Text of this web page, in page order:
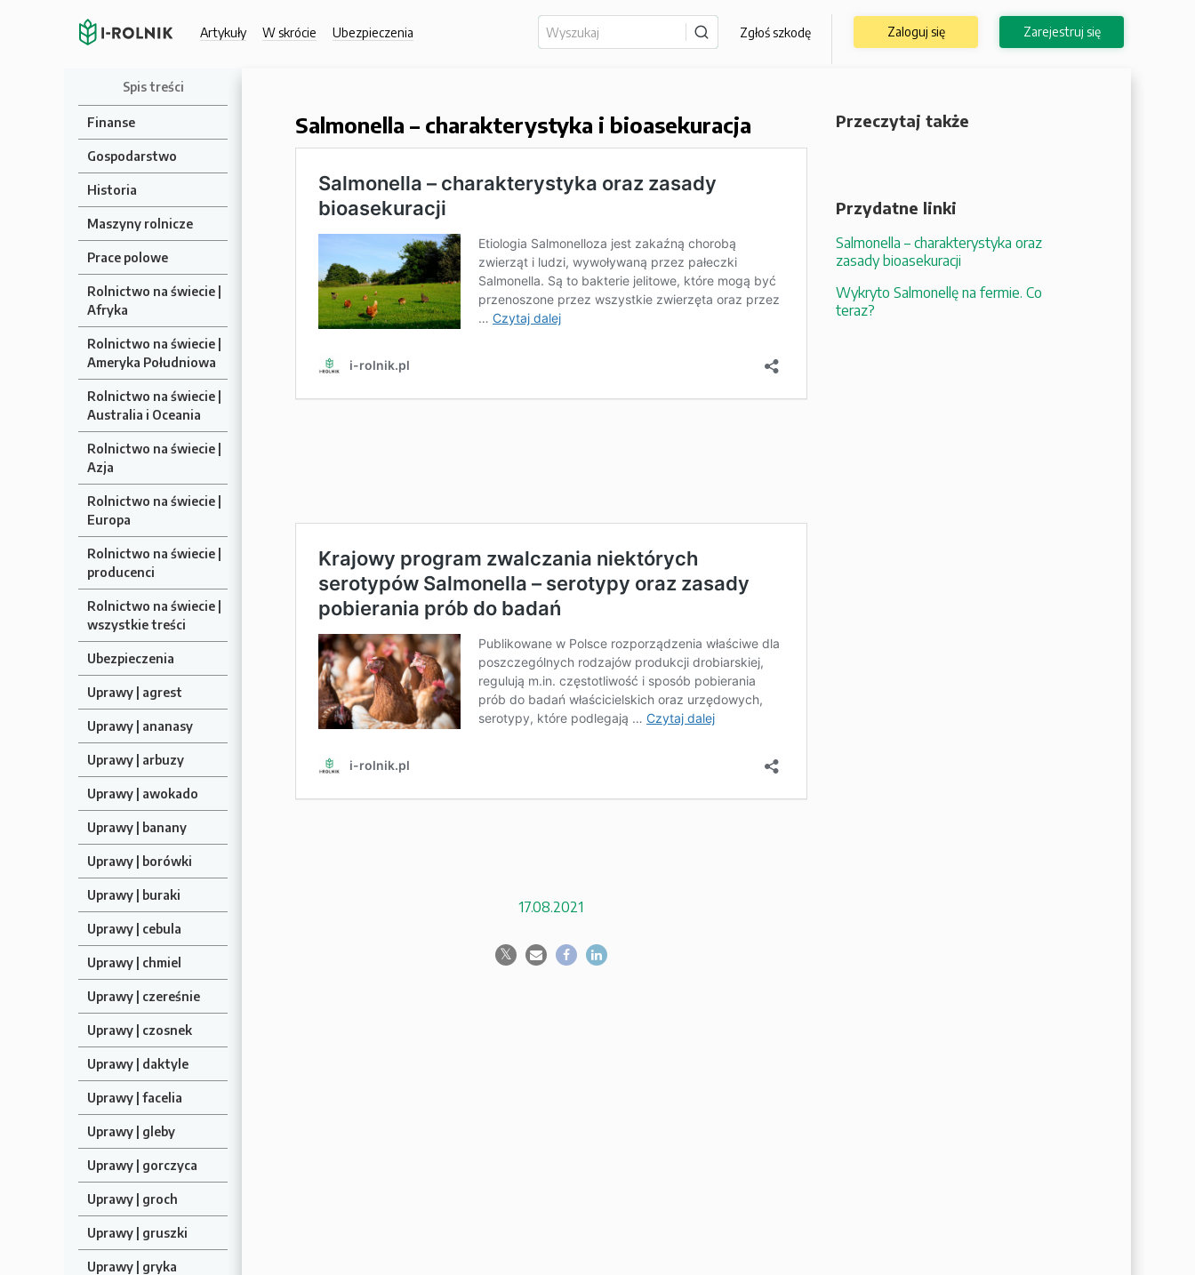
Artykuły W skrócie Ubezpieczenia Zgłoś szkodę Zaloguj się Zarejestruj się
Spis treści
Finanse
Gospodarstwo
Historia
Maszyny rolnicze
Prace polowe
Rolnictwo na świecie |
Afryka
Rolnictwo na świecie |
Ameryka Południowa
Rolnictwo na świecie |
Australia i Oceania
Rolnictwo na świecie |
Azja
Rolnictwo na świecie |
Europa
Rolnictwo na świecie |
producenci
Rolnictwo na świecie |
wszystkie treści
Ubezpieczenia
Uprawy | agrest
Uprawy | ananasy
Uprawy | arbuzy
Uprawy | awokado
Uprawy | banany
Uprawy | borówki
Uprawy | buraki
Uprawy | cebula
Uprawy | chmiel
Uprawy | czereśnie
Uprawy | czosnek
Uprawy | daktyle
Uprawy | facelia
Uprawy | gleby
Uprawy | gorczyca
Uprawy | groch
Uprawy | gruszki
Uprawy | gryka
Salmonella – charakterystyka i bioasekuracja
17.08.2021
Przeczytaj także
Przydatne linki
Salmonella – charakterystyka oraz
zasady bioasekuracji
Wykryto Salmonellę na fermie. Co
teraz?